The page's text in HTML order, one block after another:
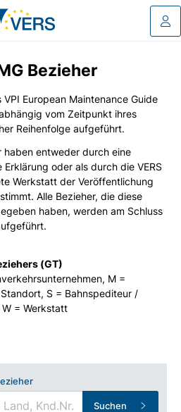
Bezieher
European Maintenance Guide
vom Zeitpunkt ihres
Reihenfolge aufgeführt.
haben entweder durch eine
oder als durch die VERS
Werkstatt der Veröffentlichung
Alle Bezieher, die diese
haben, werden am Schluss
(GT)
M =
S = Bahnspediteur /
W = Werkstatt
Suchen